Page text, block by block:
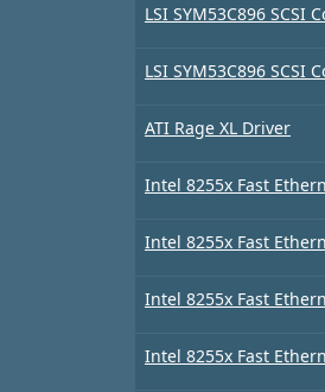
LSI SYM53C896 SCSI
LSI SYM53C896 SCSI
ATI Rage XL Driver
Intel 8255x Fast
Intel 8255x Fast
Intel 8255x Fast
Intel 8255x Fast